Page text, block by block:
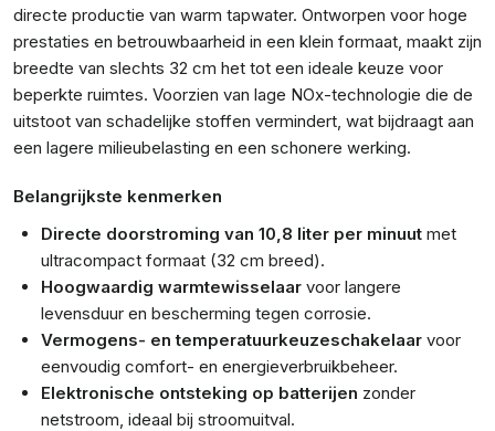
directe productie van warm tapwater. Ontworpen voor hoge
prestaties en betrouwbaarheid in een klein formaat, maakt zijn
breedte van slechts 32 cm het tot een ideale keuze voor
beperkte ruimtes. Voorzien van lage NOx-technologie die de
uitstoot van schadelijke stoffen vermindert, wat bijdraagt aan
een lagere milieubelasting en een schonere werking.
Belangrijkste kenmerken
Directe doorstroming van 10,8 liter per minuut met
ultracompact formaat (32 cm breed).
Hoogwaardig warmtewisselaar voor langere
levensduur en bescherming tegen corrosie.
Vermogens- en temperatuurkeuzeschakelaar voor
eenvoudig comfort- en energieverbruikbeheer.
Elektronische ontsteking op batterijen zonder
netstroom, ideaal bij stroomuitval.